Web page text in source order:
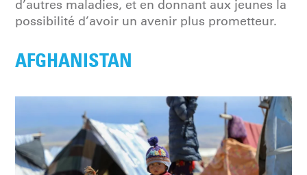
d’autres maladies, et en donnant aux jeunes la
possibilité d’avoir un avenir plus prometteur.
AFGHANISTAN